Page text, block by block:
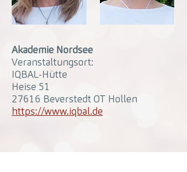
Akademie Nordsee
Veranstaltungsort:
IQBAL-Hütte
Heise 51
27616 Beverstedt OT Hollen
https://www.iqbal.de